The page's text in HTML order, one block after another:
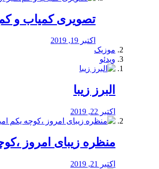
️تصویری کمیاب و
اکتبر 19, 2019
موزیک
ویدئو
البرز زیبا
اکتبر 22, 2019
منظره‌‌ زیبای امروز
اکتبر 21, 2019